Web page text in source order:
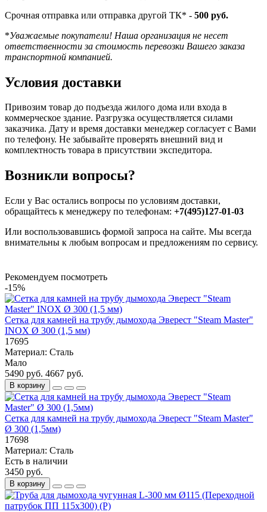
Срочная отправка или отправка другой ТК* - 500 руб.
*Уважаемые покупатели! Наша организация не несет
ответственности за стоимость перевозки Вашего заказа
транспортной компанией.
Условия доставки
Привозим товар до подъезда жилого дома или входа в
коммерческое здание. Разгрузка осуществляется силами
заказчика. Дату и время доставки менеджер согласует с Вами
по телефону. Не забывайте проверять внешний вид и
комплектность товара в присутствии экспедитора.
Возникли вопросы?
Если у Вас остались вопросы по условиям доставки,
обращайтесь к менеджеру по телефонам: +7(495)127-01-03
Или воспользовавшись формой запроса на сайте. Мы всегда
внимательны к любым вопросам и предложениям по сервису.
Рекомендуем посмотреть
-15%
Сетка для камней на трубу дымохода Эверест "Steam Master"
INOX Ø 300 (1,5 мм)
17695
Материал: Сталь
Мало
5490 руб. 4667 руб.
В корзину
Сетка для камней на трубу дымохода Эверест "Steam Master"
Ø 300 (1,5мм)
17698
Материал: Сталь
Есть в наличии
3450 руб.
В корзину